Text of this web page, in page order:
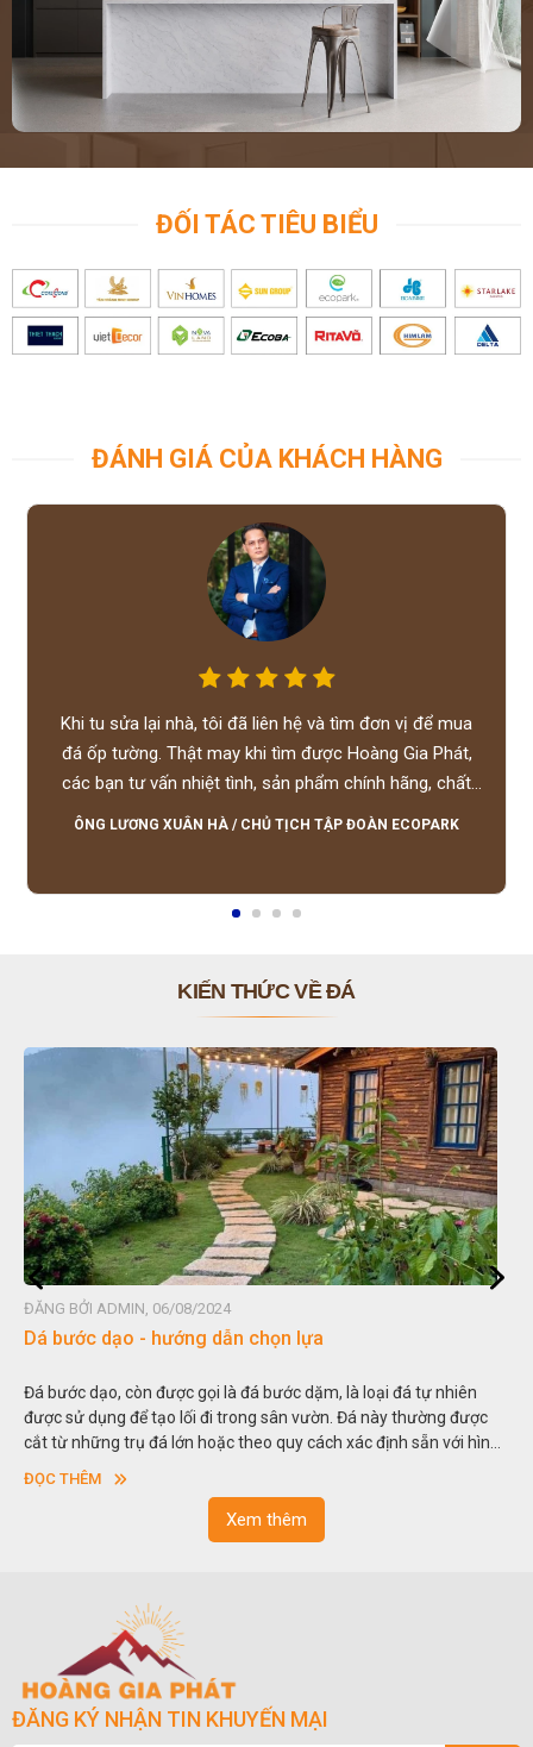
ĐỐI TÁC TIÊU BIỂU
ĐÁNH GIÁ CỦA KHÁCH HÀNG
Khi tu sửa lại nhà, tôi đã liên hệ và tìm đơn vị để mua
đá ốp tường. Thật may khi tìm được Hoàng Gia Phát,
các bạn tư vấn nhiệt tình, sản phẩm chính hãng, chất
lượng tốt, giá hợp lý, hỗ trợ tận tình.
ÔNG LƯƠNG XUÂN HÀ / CHỦ TỊCH TẬP ĐOÀN ECOPARK
KIẾN THỨC VỀ ĐÁ
ĐĂNG BỞI ADMIN, 06/08/2024
Dá bước dạo - hướng dẫn chọn lựa
Đá bước dạo, còn được gọi là đá bước dặm, là loại đá tự nhiên
được sử dụng để tạo lối đi trong sân vườn. Đá này thường được
cắt từ những trụ đá lớn hoặc theo quy cách xác định sẵn với hình
vuông hoặc hình chữ nhật và có độ dày khác nhau.
ĐỌC THÊM
Xem thêm
ĐĂNG KÝ NHẬN TIN KHUYẾN MẠI